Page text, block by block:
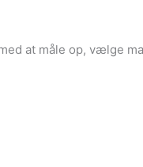
at måle op, vælge